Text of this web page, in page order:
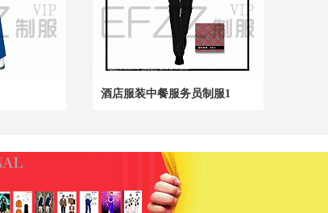
酒店服装中餐服务员制服1